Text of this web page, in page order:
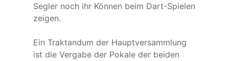
Segler noch ihr Können beim Dart-Spielen
zeigen.
Ein Traktandum der Hauptversammlung
ist die Vergabe der Pokale der beiden